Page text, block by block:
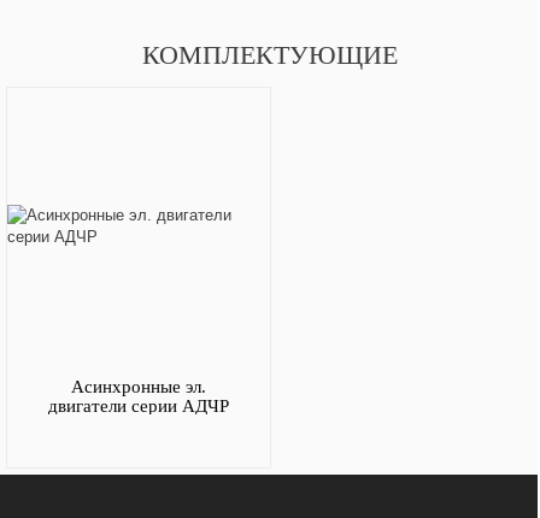
КОМПЛЕКТУЮЩИЕ
Асинхронные эл.
двигатели серии АДЧР